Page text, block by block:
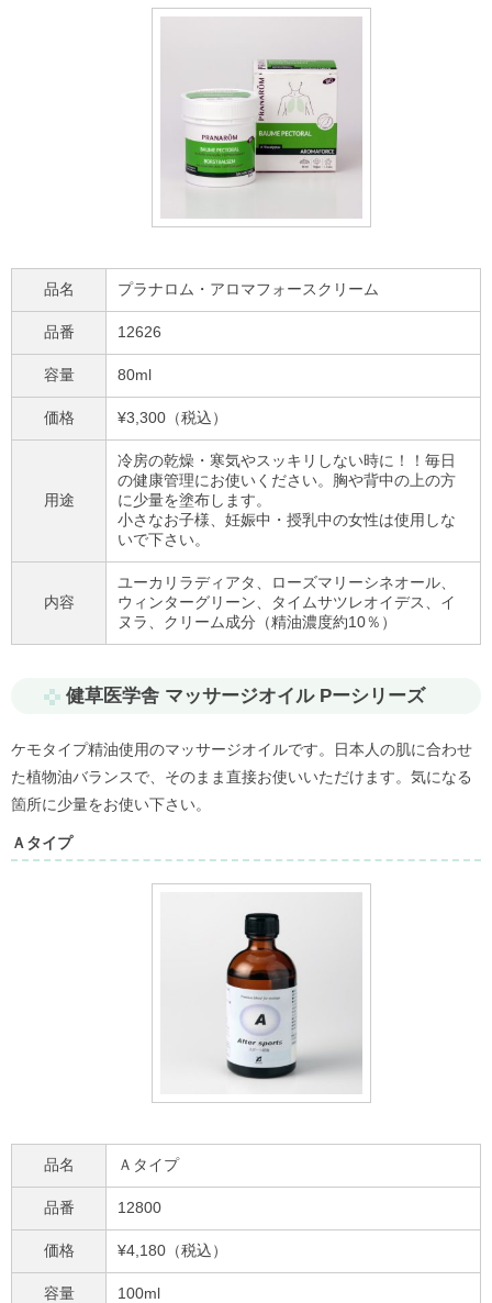
品名 プラナロム・アロマフォースクリーム
品番 12626
容量 80ml
価格 ¥3,300（税込）
用途
冷房の乾燥・寒気やスッキリしない時に！！毎日
の健康管理にお使いください。胸や背中の上の方
に少量を塗布します。
小さなお子様、妊娠中・授乳中の女性は使用しな
いで下さい。
内容
ユーカリラディアタ、ローズマリーシネオール、
ウィンターグリーン、タイムサツレオイデス、イ
ヌラ、クリーム成分（精油濃度約10％）
健草医学舎 マッサージオイル Pーシリーズ
ケモタイプ精油使用のマッサージオイルです。日本人の肌に合わせ
た植物油バランスで、そのまま直接お使いいただけます。気になる
箇所に少量をお使い下さい。
Ａタイプ
品名 Ａタイプ
品番 12800
価格 ¥4,180（税込）
容量 100ml